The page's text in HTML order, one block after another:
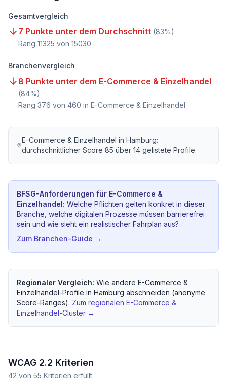
Gesamtvergleich
7 Punkte unter dem Durchschnitt (83%)
Rang 11325 von 15030
Branchenvergleich
8 Punkte unter dem E-Commerce & Einzelhandel
(84%)
Rang 376 von 460 in E-Commerce & Einzelhandel
E-Commerce & Einzelhandel in Hamburg:
durchschnittlicher Score 85 über 14gelistete Profile.
BFSG-Anforderungen für E-Commerce &
Einzelhandel: Welche Pflichten gelten konkret in dieser
Branche, welche digitalen Prozesse müssen barrierefrei
sein und wie sieht ein realistischer Fahrplan aus?
Zum Branchen-Guide →
Regionaler Vergleich: Wie andere E-Commerce &
Einzelhandel-Profile in Hamburg abschneiden (anonyme
Score-Ranges). Zum regionalen E-Commerce &
Einzelhandel-Cluster →
WCAG 2.2 Kriterien
42 von 55 Kriterien erfüllt